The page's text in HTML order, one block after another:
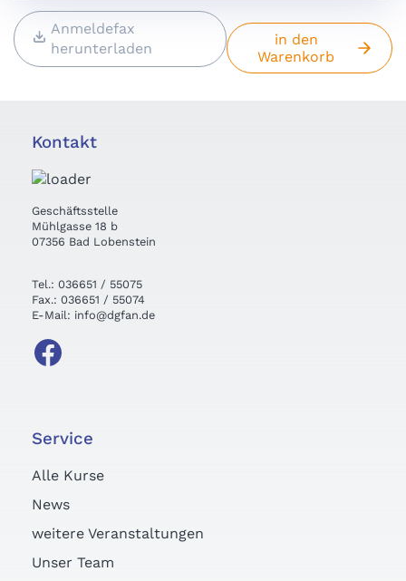
Anmeldefax
herunterladen
in den
Warenkorb
Kontakt
Geschäftsstelle
Mühlgasse 18 b
07356 Bad Lobenstein
Tel.: 036651 / 55075
Fax.: 036651 / 55074
E-Mail: info@dgfan.de
Service
Alle Kurse
News
weitere Veranstaltungen
Unser Team